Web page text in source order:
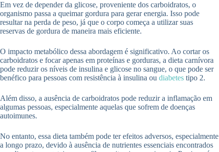
Em vez de depender da glicose, proveniente dos carboidratos, o
organismo passa a queimar gordura para gerar energia. Isso pode
resultar na perda de peso, já que o corpo começa a utilizar suas
reservas de gordura de maneira mais eficiente.
O impacto metabólico dessa abordagem é significativo. Ao cortar os
carboidratos e focar apenas em proteínas e gorduras, a dieta carnívora
pode reduzir os níveis de insulina e glicose no sangue, o que pode ser
benéfico para pessoas com resistência à insulina ou diabetes tipo 2.
Além disso, a ausência de carboidratos pode reduzir a inflamação em
algumas pessoas, especialmente aquelas que sofrem de doenças
autoimunes.
No entanto, essa dieta também pode ter efeitos adversos, especialmente
a longo prazo, devido à ausência de nutrientes essenciais encontrados